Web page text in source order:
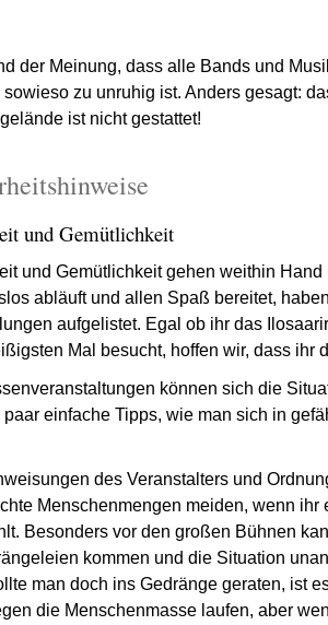
der Meinung, dass alle Bands und
sowieso zu unruhig ist. Anders gesagt:
ist nicht gestattet!
und Gemütlichkeit
und Gemütlichkeit gehen weithin
abläuft und allen Spaß bereitet,
aufgelistet. Egal ob ihr das
Mal besucht, hoffen wir, dass ihr
können sich die
paar einfache Tipps, wie man sich in
des Veranstalters und
Menschenmengen meiden, wenn
Besonders vor den großen Bühnen
kommen und die Situation
man doch ins Gedränge geraten, ist
die Menschenmasse laufen, aber